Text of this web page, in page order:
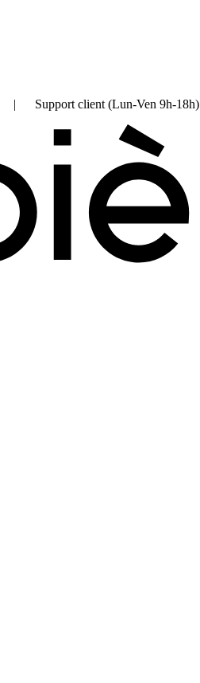
| Support client (Lun-Ven 9h-18h)